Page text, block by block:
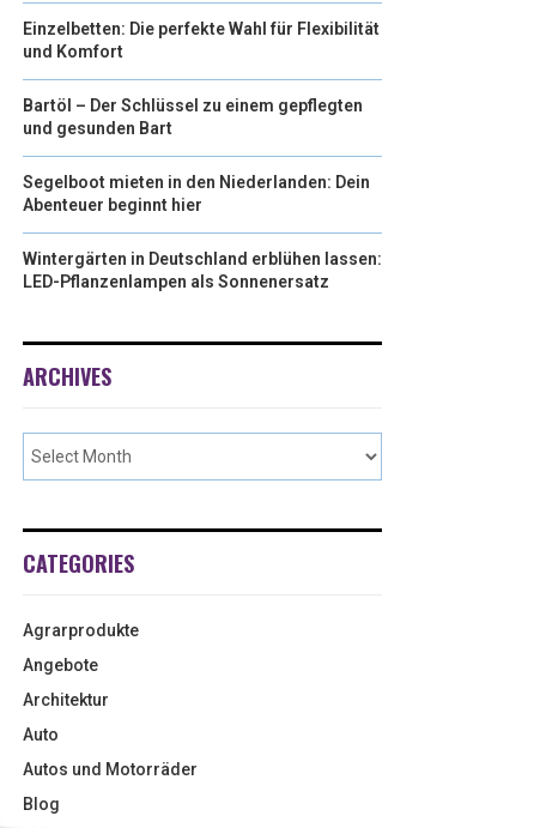
Einzelbetten: Die perfekte Wahl für Flexibilität
und Komfort
Bartöl – Der Schlüssel zu einem gepflegten
und gesunden Bart
Segelboot mieten in den Niederlanden: Dein
Abenteuer beginnt hier
Wintergärten in Deutschland erblühen lassen:
LED-Pflanzenlampen als Sonnenersatz
ARCHIVES
CATEGORIES
Agrarprodukte
Angebote
Architektur
Auto
Autos und Motorräder
Blog